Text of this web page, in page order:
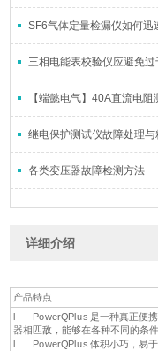
SF6气体定量检漏仪如何迅
三相电能表校验仪应避免
【端懿电气】40A直流电
继电保护测试仪故障处理
各类变压器故障检测方法
详细介绍
产品特点
l PowerQPlus 是一种真正便携
器相匹敌，能够在各种不同的条件
l PowerQPlus 体积小巧，易于